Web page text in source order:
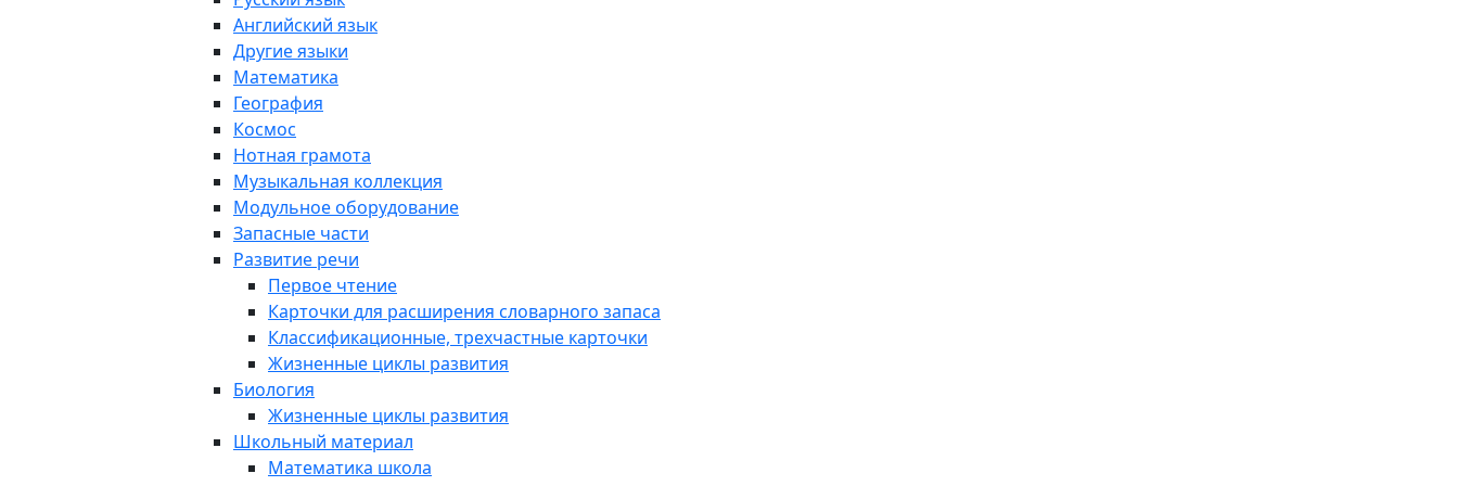
Английский язык
Другие языки
Математика
География
Космос
Нотная грамота
Музыкальная коллекция
Модульное оборудование
Запасные части
Развитие речи
Первое чтение
Карточки для расширения словарного запаса
Классификационные, трехчастные карточки
Жизненные циклы развития
Биология
Жизненные циклы развития
Школьный материал
Математика школа